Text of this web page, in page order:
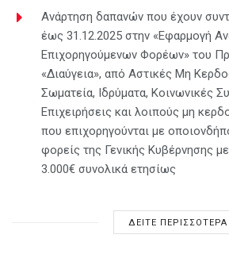
Ανάρτηση δαπανών που έχουν
έως 31.12.2025 στην «Εφαρμογή
Επιχορηγούμενων Φορέων» του
«Διαύγεια», από Αστικές Μη
Σωματεία, Ιδρύματα, Κοινωνικές
Επιχειρήσεις και λοιπούς μη
που επιχορηγούνται με
φορείς της Γενικής Κυβέρνησης
3.000€ συνολικά ετησίως
ΔΕΙΤΕ ΠΕΡΙΣΣΟΤΕΡΑ